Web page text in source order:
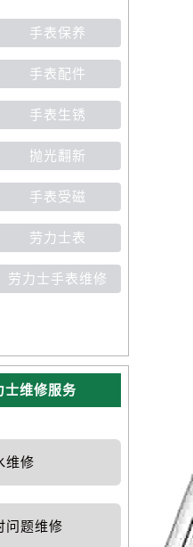
手表保养
手表配件
手表生锈
抛光翻新
手表受磁
劳力士表
劳力士手表维修
士维修服务
维修
问题维修